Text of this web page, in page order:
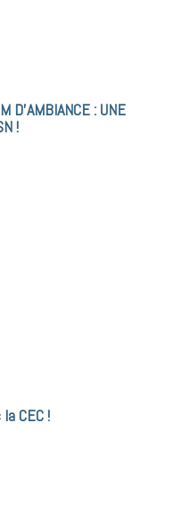
D’AMBIANCE : UNE
!
CEC !